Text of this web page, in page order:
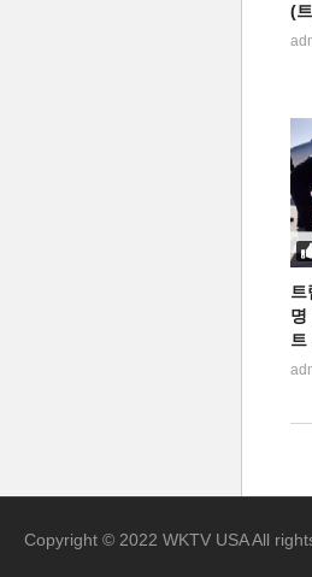
(
트
명
트
Copyright © 2022 WKTV USA All